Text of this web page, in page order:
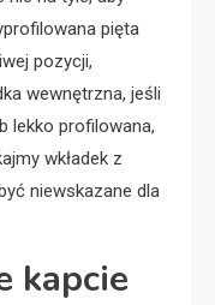
pięta
pozycji,
wewnętrzna, jeśli
lekko profilowana,
wkładek z
niewskazane dla
kapcie